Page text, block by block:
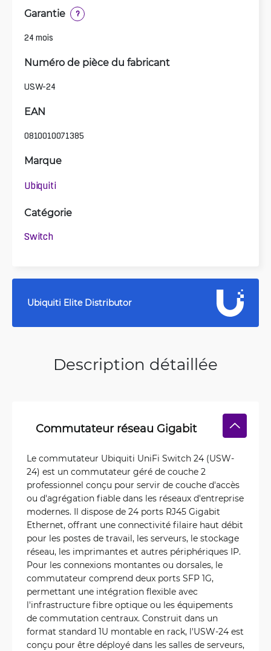
Garantie ?
24 mois
Numéro de pièce du fabricant
USW-24
EAN
0810010071385
Marque
Ubiquiti
Catégorie
Switch
Ubiquiti Elite Distributor
Description détaillée
Commutateur réseau Gigabit
Le commutateur Ubiquiti UniFi Switch 24 (USW-
24) est un commutateur géré de couche 2
professionnel conçu pour servir de couche d'accès
ou d'agrégation fiable dans les réseaux d'entreprise
modernes. Il dispose de 24 ports RJ45 Gigabit
Ethernet, offrant une connectivité filaire haut débit
pour les postes de travail, les serveurs, le stockage
réseau, les imprimantes et autres périphériques IP.
Pour les connexions montantes ou dorsales, le
commutateur comprend deux ports SFP 1G,
permettant une intégration flexible avec
l'infrastructure fibre optique ou les équipements
de commutation centraux. Construit dans un
format standard 1U montable en rack, l'USW-24 est
conçu pour être déployé dans les salles de serveurs,